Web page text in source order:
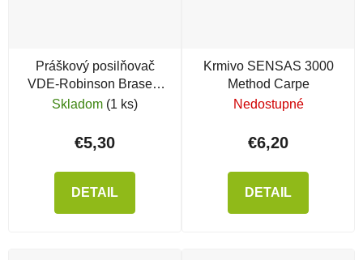
Práškový posilňovač
VDE-Robinson Brasem
T-Orange
Skladom (1 ks)
€5,30
DETAIL
Krmivo SENSAS 3000
Method Carpe
Nedostupné
€6,20
DETAIL